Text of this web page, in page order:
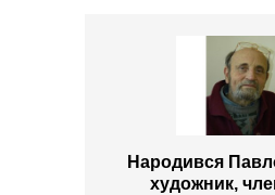
Народився
художник,